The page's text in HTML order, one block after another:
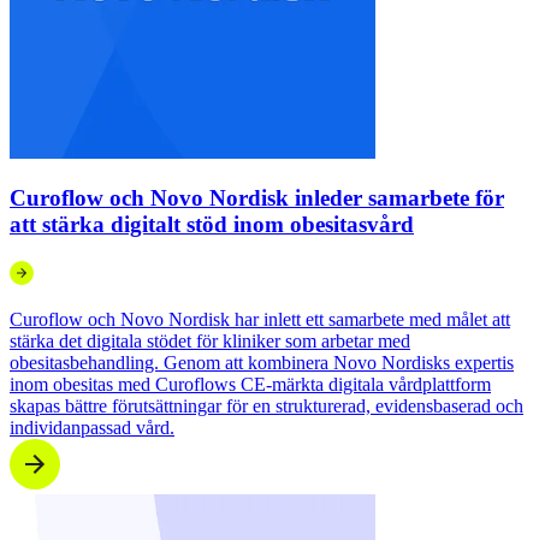
Curoflow och Novo Nordisk inleder samarbete för
att stärka digitalt stöd inom obesitasvård
Curoflow och Novo Nordisk har inlett ett samarbete med målet att
stärka det digitala stödet för kliniker som arbetar med
obesitasbehandling. Genom att kombinera Novo Nordisks expertis
inom obesitas med Curoflows CE‑märkta digitala vårdplattform
skapas bättre förutsättningar för en strukturerad, evidensbaserad och
individanpassad vård.